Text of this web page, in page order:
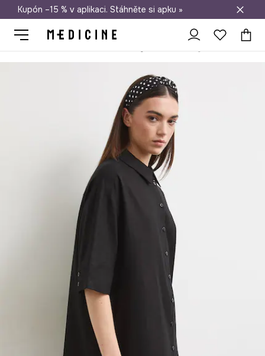
Doprava zdarma při nákupu nad 1 200 Kč
Kupón –15 % v aplikaci. Stáhněte si apku »